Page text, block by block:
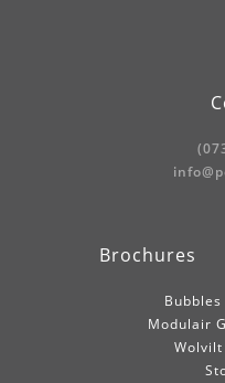
Brochures
Modulair